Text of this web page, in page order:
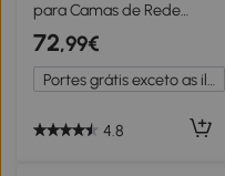
para Camas de Rede
Universal Estrutura de Ferro
Carga Até 120 kg Pé para
Cama de Rede
280x120x110 cm Preto
72,99€
4.8